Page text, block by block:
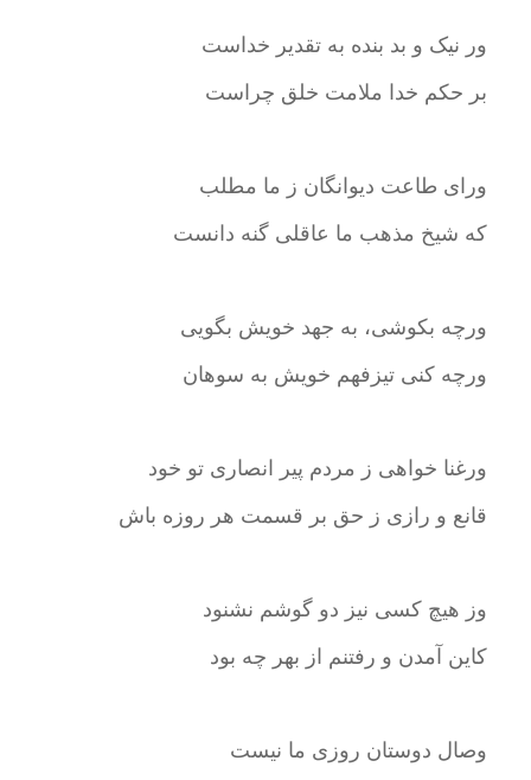
ور نیک و بد بنده به تقدیر خداست
بر حکم خدا ملامت خلق چراست
ورای طاعت دیوانگان ز ما مطلب
که شیخ مذهب ما عاقلی گنه دانست
ورچه بکوشی، به جهد خویش بگویی
ورچه کنی تیزفهم خویش به سوهان
ورغنا خواهی ز مردم پیر انصاری تو خود
قانع و رازی ز حق بر قسمت هر روزه باش
وز هیچ کسی نیز دو گوشم نشنود
کاین آمدن و رفتنم از بهر چه بود
وصال دوستان روزی ما نیست